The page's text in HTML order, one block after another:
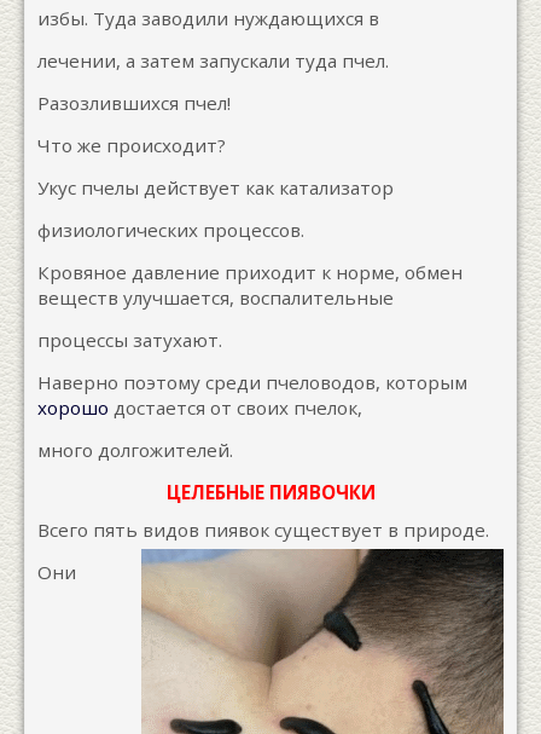
избы. Туда заводили нуждающихся в
лечении, а затем запускали туда пчел.
Разозлившихся пчел!
Что же происходит?
Укус пчелы действует как катализатор
физиологических процессов.
Кровяное давление приходит к норме, обмен
веществ улучшается, воспалительные
процессы затухают.
Наверно поэтому среди пчеловодов, которым
хорошо достается от своих пчелок,
много долгожителей.
ЦЕЛЕБНЫЕ ПИЯВОЧКИ
Всего пять видов пиявок существует в природе.
Они